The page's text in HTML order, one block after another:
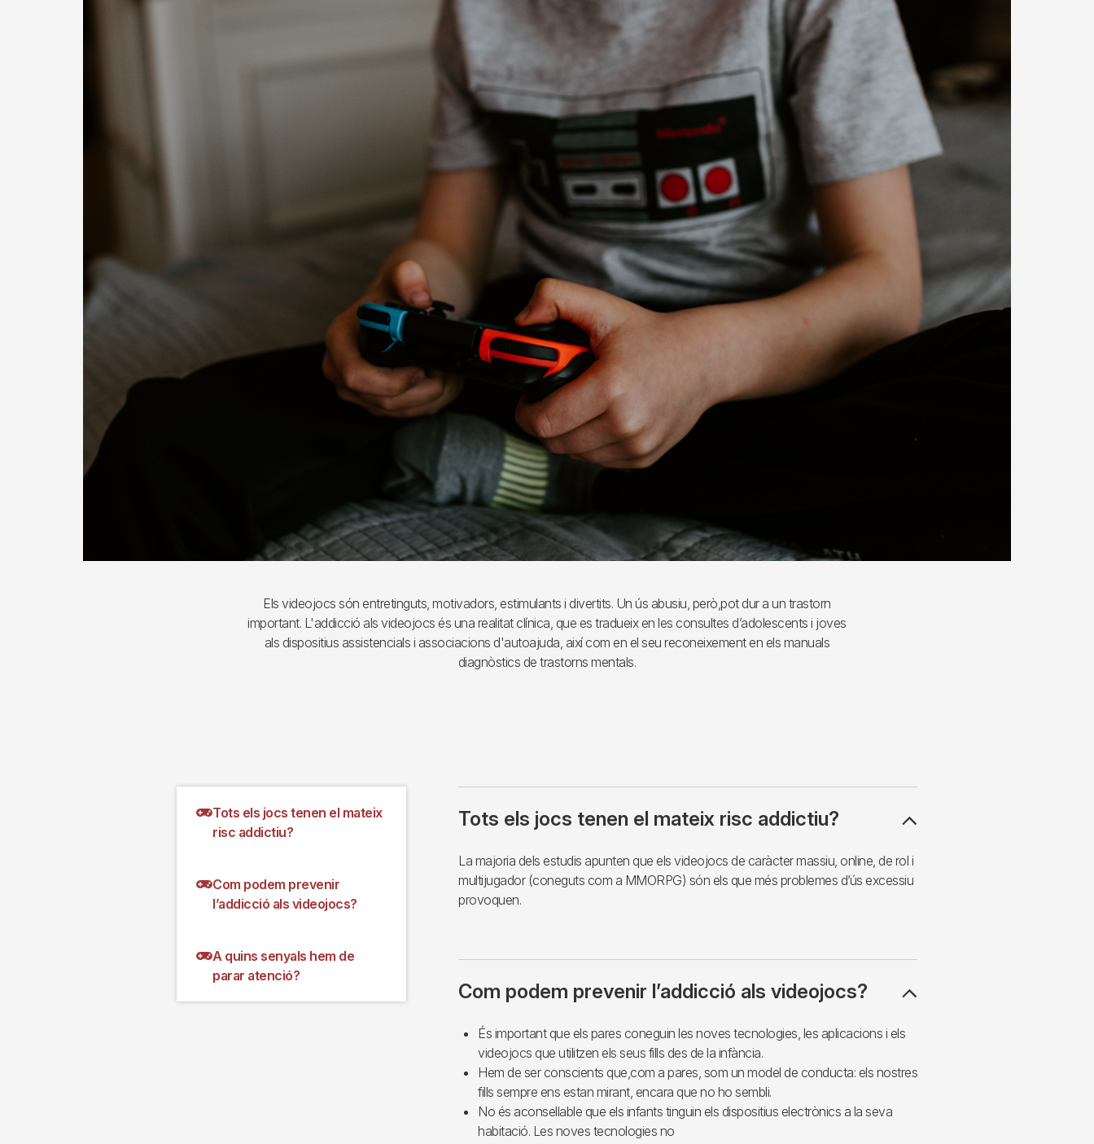
Els videojocs són entretinguts, motivadors, estimulants i divertits. Un ús abusiu, però,pot dur a un trastorn
important. L'addicció als videojocs és una realitat clínica, que es tradueix en les consultes d’adolescents i joves
als dispositius assistencials i associacions d'autoajuda, així com en el seu reconeixement en els manuals
diagnòstics de trastorns mentals.
Tots els jocs tenen el mateix
risc addictiu?
Com podem prevenir
l’addicció als videojocs?
A quins senyals hem de
parar atenció?
Tots els jocs tenen el mateix risc addictiu?
La majoria dels estudis apunten que els videojocs de caràcter massiu, online, de rol i
multijugador (coneguts com a MMORPG) són els que més problemes d’ús excessiu
provoquen.
Com podem prevenir l’addicció als videojocs?
És important que els pares coneguin les noves tecnologies, les aplicacions i els
videojocs que utilitzen els seus fills des de la infància.
Hem de ser conscients que,com a pares, som un model de conducta: els nostres
fills sempre ens estan mirant, encara que no ho sembli.
No és aconsellable que els infants tinguin els dispositius electrònics a la seva
habitació. Les noves tecnologies no